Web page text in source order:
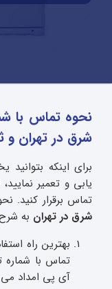
نحوه تماس با
شرق در تهران
برای اینکه
یابی و تعمیر
تماس برقرار کنید.
شرق در تهران به
بهترین راه
تماس با شماره
آی پی امداد